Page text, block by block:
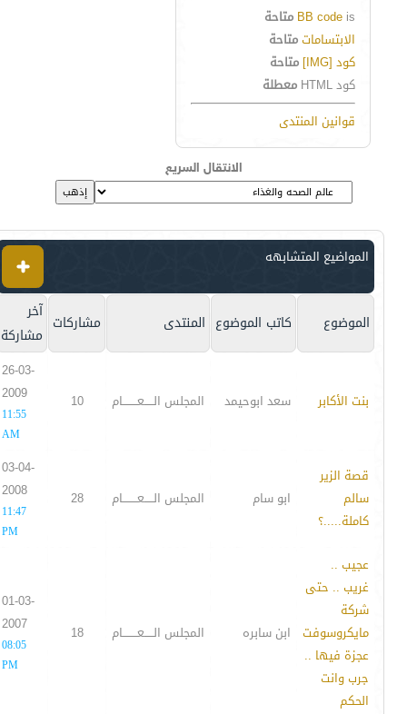
BB code is
متاحة
الابتساماتمتاحة
كود [IMG]
متاحة
كود HTML
معطلة
قوانين المنتدى
الانتقال السريع
المواضيع المتشابهه
الموضوع كاتب الموضوع المنتدى مشاركات آخر
مشاركة
بنت الأكابر سعد ابوحيمد المجلس الـــــعــــــــام 10
26-03-
2009
11:55
AM
قصة الزير
سالم
كاملة.....؟
ابو سام المجلس الـــــعــــــــام 28
03-04-
2008
11:47
PM
عجيب ..
غريب .. حتى
شركة
مايكروسوفت
عجزة فيها ..
جرب وانت
الحكم
ابن سابره المجلس الـــــعــــــــام 18
01-03-
2007
08:05
PM